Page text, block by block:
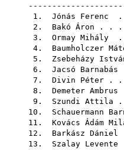
1. Jónás Ferenc .
2. Bakó Áron . .
3. Ormay Mihály .
4. Baumholczer
5. Zsebeházy
6. Jacsó Barnabás
7. Divin Péter .
8. Demeter Ambrus
9. Szundi Attila
10. Schauermann
11. Kovács Ádám
12. Barkász Dániel
13. Szalay Levente